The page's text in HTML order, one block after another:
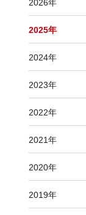
2025年
2024年
2023年
2022年
2021年
2020年
2019年